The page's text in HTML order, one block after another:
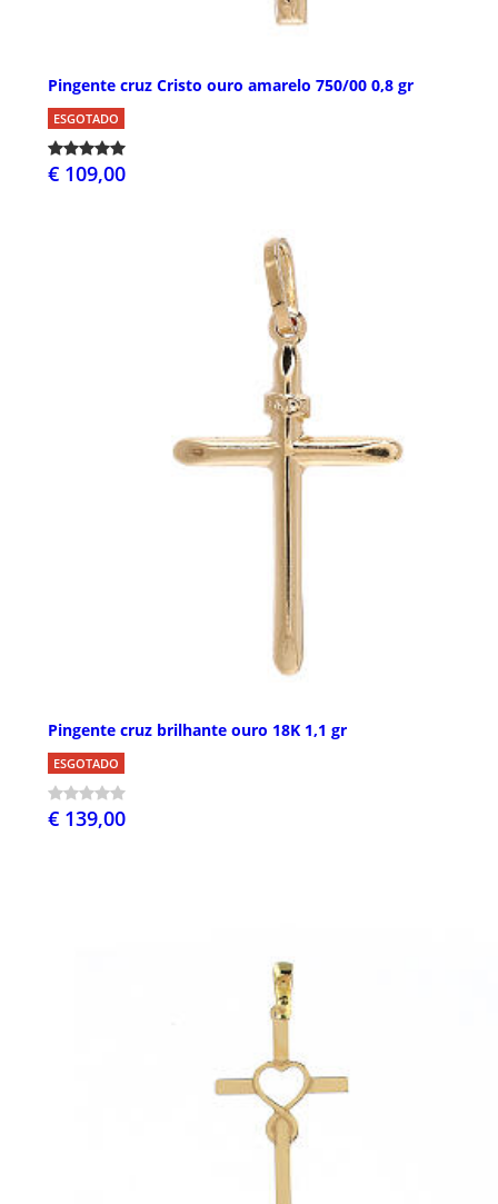
Pingente cruz Cristo ouro amarelo 750/00 0,8 gr
ESGOTADO
€ 109,00
Pingente cruz brilhante ouro 18K 1,1 gr
ESGOTADO
€ 139,00